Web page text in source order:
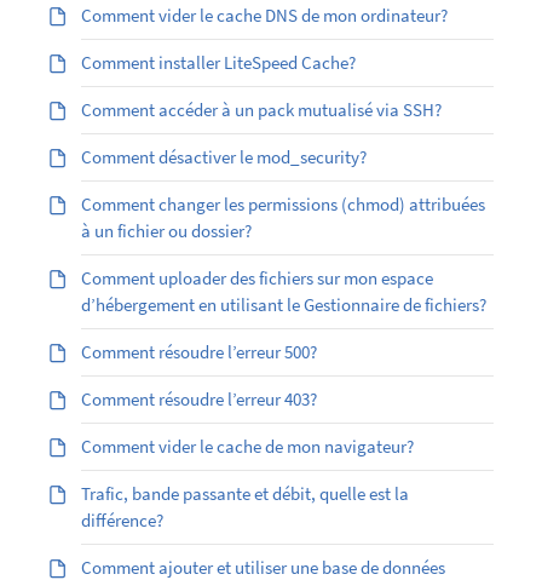
Comment vider le cache DNS de mon ordinateur?
Comment installer LiteSpeed Cache?
Comment accéder à un pack mutualisé via SSH?
Comment désactiver le mod_security?
Comment changer les permissions (chmod) attribuées
à un fichier ou dossier?
Comment uploader des fichiers sur mon espace
d’hébergement en utilisant le Gestionnaire de fichiers?
Comment résoudre l’erreur 500?
Comment résoudre l’erreur 403?
Comment vider le cache de mon navigateur?
Trafic, bande passante et débit, quelle est la
différence?
Comment ajouter et utiliser une base de données